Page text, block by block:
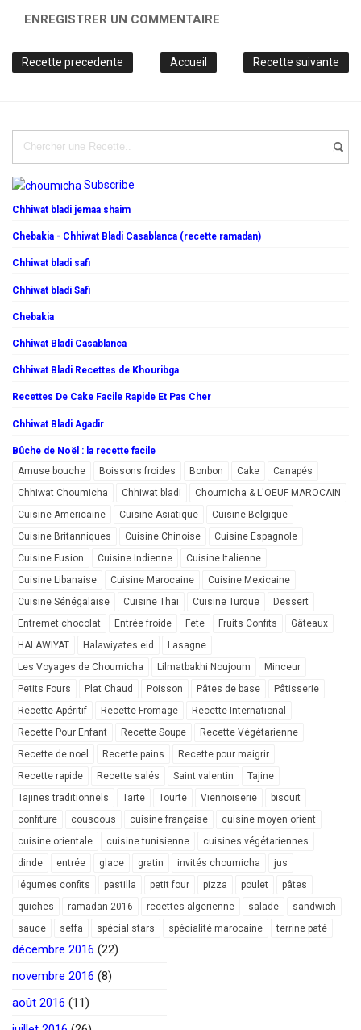
ENREGISTRER UN COMMENTAIRE
Recette precedente Recette suivante
Accueil
Subscribe
Chhiwat bladi jemaa shaim
Chebakia - Chhiwat Bladi Casablanca (recette ramadan)
Chhiwat bladi safi
Chhiwat bladi Safi
Chebakia
Chhiwat Bladi Casablanca
Chhiwat Bladi Recettes de Khouribga
Recettes De Cake Facile Rapide Et Pas Cher
Chhiwat Bladi Agadir
Bûche de Noël : la recette facile
Amuse bouche
Boissons froides Bonbon Cake
Canapés
Chhiwat Choumicha
Chhiwat bladi
Choumicha & L'OEUF MAROCAIN
Cuisine Americaine
Cuisine Asiatique
Cuisine Belgique
Cuisine Britanniques
Cuisine Chinoise
Cuisine Espagnole
Cuisine Fusion
Cuisine Indienne
Cuisine Italienne
Cuisine Libanaise
Cuisine Marocaine
Cuisine Mexicaine
Cuisine Sénégalaise
Cuisine Thai Cuisine Turque
Dessert
Entremet chocolat
Entrée froide Fete Fruits Confits
Gâteaux
HALAWIYAT
Halawiyates eid
Lasagne
Les Voyages de Choumicha
Lilmatbakhi Noujoum
Minceur
Petits Fours
Plat Chaud Poisson Pâtes de base
Pâtisserie
Recette Apéritif
Recette Fromage
Recette International
Recette Pour Enfant
Recette Soupe
Recette Végétarienne
Recette de noel
Recette pains
Recette pour maigrir
Recette rapide
Recette salés Saint valentin
Tajine
Tajines traditionnels
Tarte Tourte Viennoiserie
biscuit
confiture
couscous cuisine française
cuisine moyen orient
cuisine orientale
cuisine tunisienne
cuisines végétariennes
dinde
entrée glace gratin invités choumicha
jus
légumes confits
pastilla petit four pizza poulet
pâtes
quiches
ramadan 2016 recettes algerienne salade
sandwich
sauce
seffa spécial stars spécialité marocaine terrine paté
décembre 2016 (22)
novembre 2016 (8)
août 2016 (11)